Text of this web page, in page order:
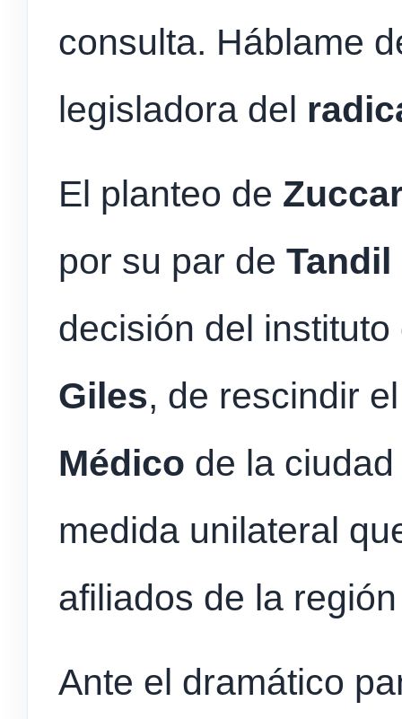
consulta. Háblame
legisladora del
El planteo de
por su par de
decisión del
Giles, de rescindir
Médico de la
medida unilateral
afiliados de la
Ante el dramático